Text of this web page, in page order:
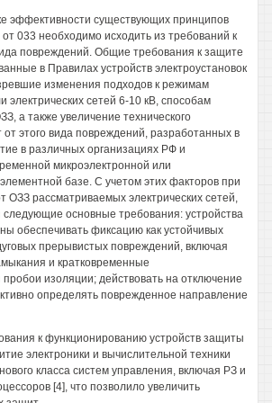
эффективности существующих принципов
033 необходимо исходить из требований к
повреждений. Общие требования к защите
в Правилах устройств электроустановок
изменения подходов к режимам
электрических сетей 6-10 кВ, способам
а также увеличение технического
этого вида повреждений, разработанных в
в различных организациях РФ и
микроэлектронной или
базе. С учетом этих факторов при
ОЗЗ рассматриваемых электрических сетей,
основные требования: устройства
обеспечивать фиксацию как устойчивых
прерывистых повреждений, включая
и кратковременные
изоляции; действовать на отключение
определять поврежденное направление
к функционированию устройств защиты
электроники и вычислительной техники
класса систем управления, включая РЗ и
[4], что позволило увеличить